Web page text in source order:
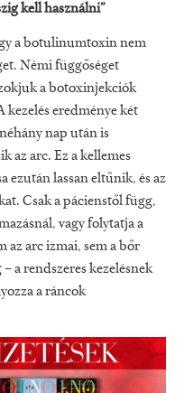
kell használni”
a botulinumtoxin nem
Némi függőséget
a botoxinjekciók
kezelés eredménye két
nap után is
az arc. Ez a kellemes
ezután lassan eltűnik, és az
Csak a pácienstől függ,
vagy folytatja a
az arc izmai, sem a bőr
a rendszeres kezelésnek
a ráncok